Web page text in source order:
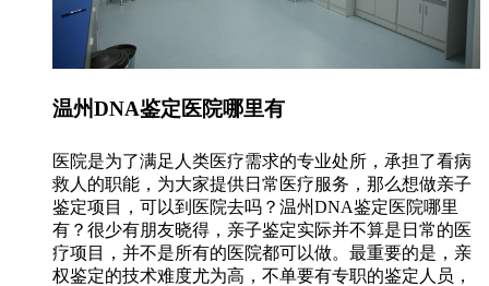
温州DNA鉴定医院哪里有
医院是为了满足人类医疗需求的专业处所，承担了看病
救人的职能，为大家提供日常医疗服务，那么想做亲子
鉴定项目，可以到医院去吗？温州DNA鉴定医院哪里
有？很少有朋友晓得，亲子鉴定实际并不算是日常的医
疗项目，并不是所有的医院都可以做。最重要的是，亲
权鉴定的技术难度尤为高，不单要有专职的鉴定人员，